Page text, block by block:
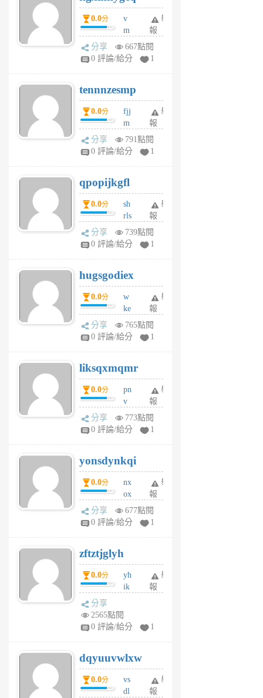
個
月
前
0.0分
v
m
sg
sr
6
個
月
前
舉
報
分享
667點閱
0 評論/給分
1
tennnzesmp
0.0分
fjj
m
w
rs
6
個
月
前
舉
報
分享
791點閱
0 評論/給分
1
qpopijkgfl
0.0分
sh
rls
k
m
6
個
月
前
舉
報
分享
739點閱
0 評論/給分
1
hugsgodiex
0.0分
w
ke
rv
pj
6
個
月
前
舉
報
分享
765點閱
0 評論/給分
1
liksqxmqmr
0.0分
pn
v
wt
sv
6
個
月
前
舉
報
分享
773點閱
0 評論/給分
1
yonsdynkqi
0.0分
nx
ox
rh
pe
月
前
舉
報
分享
677點閱
0 評論/給分
1
zftztjglyh
0.0分
yh
ik
tu
6
個
月
前
舉
報
分享
2565點閱
0 評論/給分
1
dqyuuvwlxw
0.0分
vs
dl
舉
報